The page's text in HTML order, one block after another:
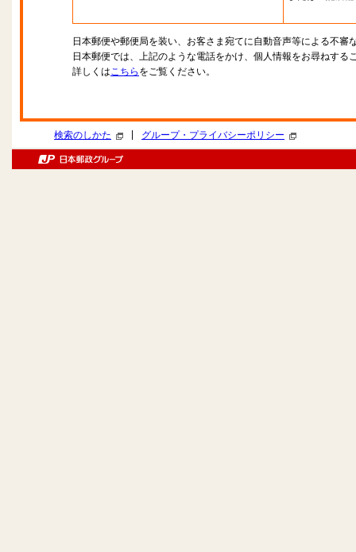
日本郵便や郵便局を装い、お客さま宛てに自動音声等による不審
日本郵便では、上記のような電話をかけ、個人情報をお尋ねする
詳しくはこちら をご覧ください。
検索のしかた グループ・プライバシーポリシー